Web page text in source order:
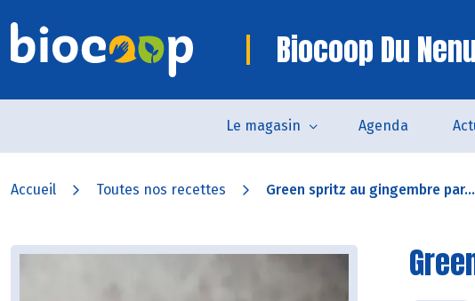
Biocoop Du
Le magasin Agenda
Accueil Toutes nos recettes Green spritz au gingembre par...